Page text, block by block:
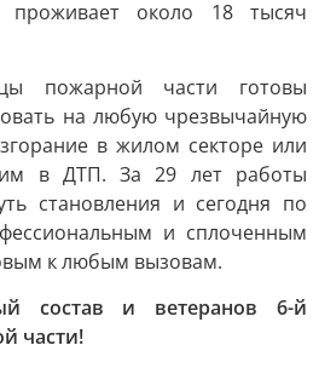
проживает около 18 тысяч
пожарной части готовы
на любую чрезвычайную
в жилом секторе или
в ДТП. За 29 лет работы
становления и сегодня по
и сплоченным
к любым вызовам.
состав и ветеранов 6-й
части!